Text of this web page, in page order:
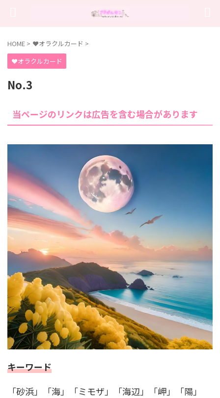
HOME > ❤オラクルカード >
❤オラクルカード
No.3
当ページのリンクは広告を含む場合があります
キーワード
「砂浜」「海」「ミモザ」「海辺」「岬」「陽」